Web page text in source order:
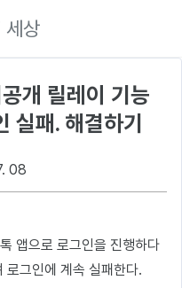
세상
개 릴레이 기능
실패. 해결하기
08
앱으로 로그인을 진행하다
로그인에 계속 실패한다.